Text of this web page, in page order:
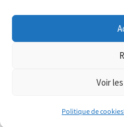
Voir
Politique de cookies
Expéditions & retours
Recherche pour :